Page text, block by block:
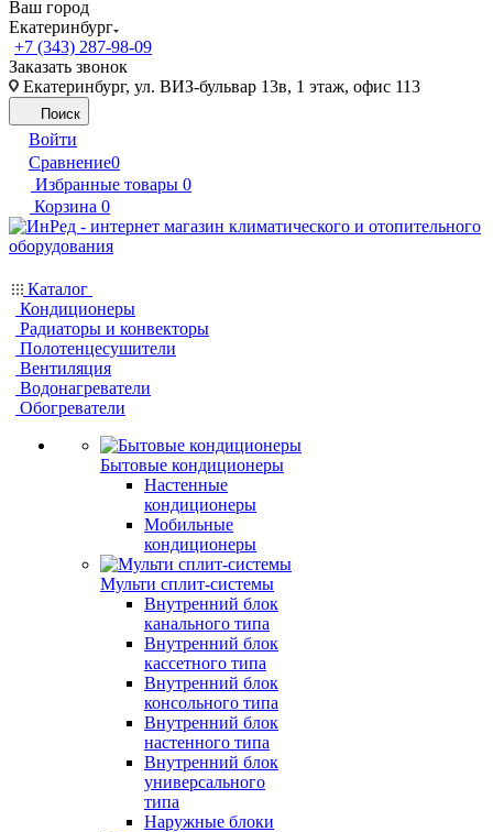
Ваш город
Екатеринбург
+7 (343) 287-98-09
Заказать звонок
Екатеринбург, ул. ВИЗ-бульвар 13в, 1 этаж, офис 113
Поиск
Войти
Сравнение0
Избранные товары 0
Корзина 0
Каталог
Кондиционеры
Радиаторы и конвекторы
Полотенцесушители
Вентиляция
Водонагреватели
Обогреватели
Бытовые кондиционеры
Настенные
кондиционеры
Мобильные
кондиционеры
Мульти сплит-системы
Внутренний блок
канального типа
Внутренний блок
кассетного типа
Внутренний блок
консольного типа
Внутренний блок
настенного типа
Внутренний блок
универсального
типа
Наружные блоки